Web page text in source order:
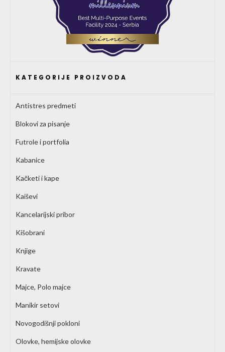
KATEGORIJE PROIZVODA
Antistres predmeti
Blokovi za pisanje
Futrole i portfolia
Kabanice
Kačketi i kape
Kaiševi
Kancelarijski pribor
Kišobrani
Knjige
Kravate
Majce, Polo majce
Manikir setovi
Novogodišnji pokloni
Olovke, hemijske olovke